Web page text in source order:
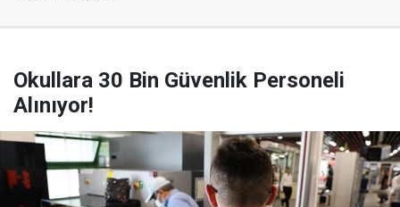
Okullara 30 Bin Güvenlik Personeli
Alınıyor!